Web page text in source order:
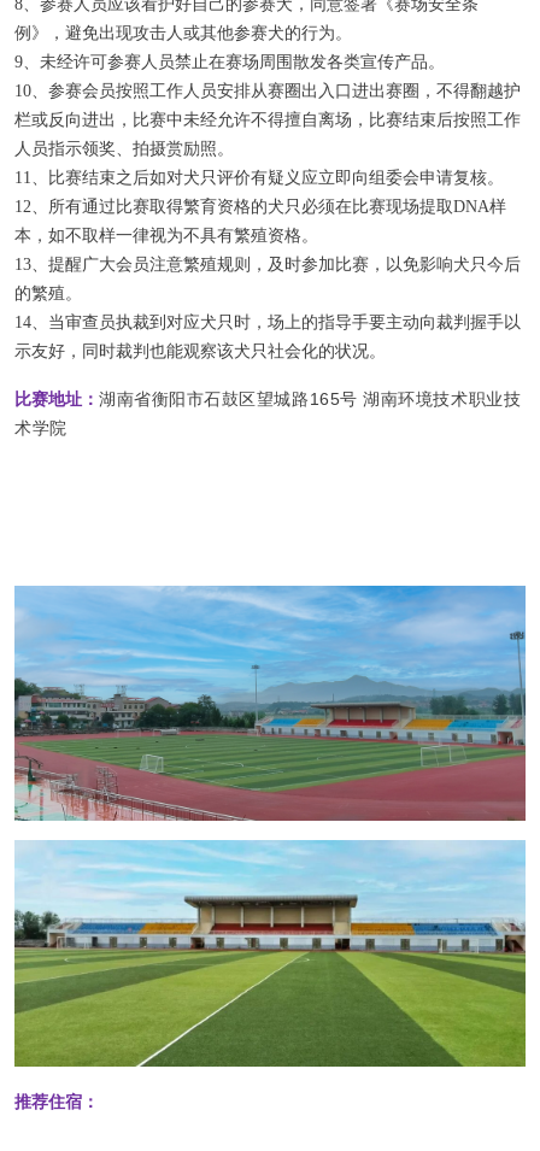
8、参赛人员应该看护好自己的参赛犬，同意签署《赛场安全条
例》，避免出现攻击人或其他参赛犬的行为。
9、未经许可参赛人员禁止在赛场周围散发各类宣传产品。
10、参赛会员按照工作人员安排从赛圈出入口进出赛圈，不得翻越护
栏或反向进出，比赛中未经允许不得擅自离场，比赛结束后按照工作
人员指示领奖、拍摄赏励照。
11、比赛结束之后如对犬只评价有疑义应立即向组委会申请复核。
12、所有通过比赛取得繁育资格的犬只必须在比赛现场提取DNA样
本，如不取样一律视为不具有繁殖资格。
13、提醒广大会员注意繁殖规则，及时参加比赛，以免影响犬只今后
的繁殖。
14、当审查员执裁到对应犬只时，场上的指导手要主动向裁判握手以
示友好，同时裁判也能观察该犬只社会化的状况。
比赛地址： 湖南省衡阳市石鼓区望城路165号 湖南环境技术职业技
术学院
推荐住宿：